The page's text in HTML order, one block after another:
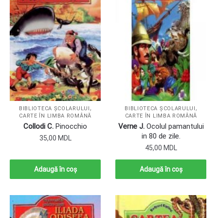
BIBLIOTECA ȘCOLARULUI ,
CARTE ÎN LIMBA ROMÂNĂ
Collodi C. Pinocchio
35,00 MDL
Adaugă în coș
BIBLIOTECA ȘCOLARULUI ,
CARTE ÎN LIMBA ROMÂNĂ
Verne J.Ocolul pamantului
in 80 de zile.
45,00 MDL
Adaugă în coș